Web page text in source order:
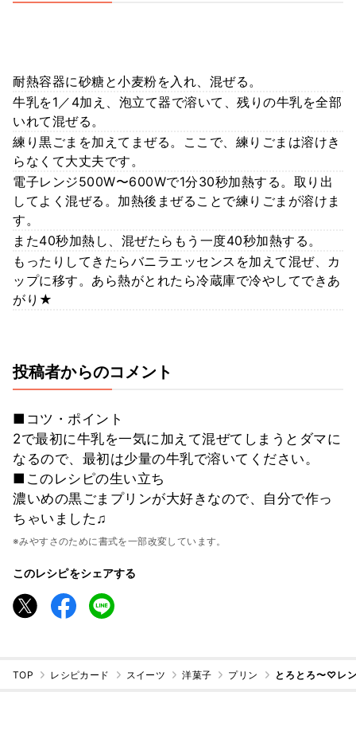
耐熱容器に砂糖と小麦粉を入れ、混ぜる。
牛乳を1／4加え、泡立て器で溶いて、残りの牛乳を全部
いれて混ぜる。
練り黒ごまを加えてまぜる。ここで、練りごまは溶けき
らなくて大丈夫です。
電子レンジ500W〜600Wで1分30秒加熱する。取り出
してよく混ぜる。加熱後まぜることで練りごまが溶けま
す。
また40秒加熱し、混ぜたらもう一度40秒加熱する。
もったりしてきたらバニラエッセンスを加えて混ぜ、カ
ップに移す。あら熱がとれたら冷蔵庫で冷やしてできあ
がり★
投稿者からのコメント
■コツ・ポイント
2で最初に牛乳を一気に加えて混ぜてしまうとダマに
なるので、最初は少量の牛乳で溶いてください。
■このレシピの生い立ち
濃いめの黒ごまプリンが大好きなので、自分で作っ
ちゃいました♫
※みやすさのために書式を一部改変しています。
このレシピをシェアする
TOP レシピカード スイーツ 洋菓子 プリン とろとろ〜♡レ